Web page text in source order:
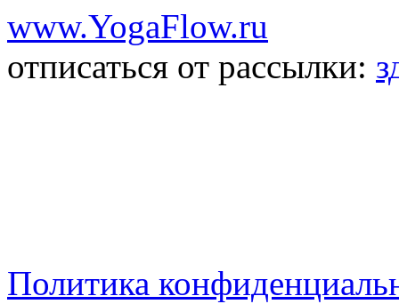
www.YogaFlow.ru
отписаться от рассылки:
Политика